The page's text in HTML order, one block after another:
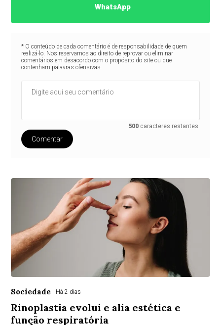
WhatsApp
* O conteúdo de cada comentário é de responsabilidade de quem
realizá-lo. Nos reservamos ao direito de reprovar ou eliminar
comentários em desacordo com o propósito do site ou que
contenham palavras ofensivas.
500 caracteres restantes.
Comentar
Sociedade Há 2 dias
Rinoplastia evolui e alia estética e
função respiratória